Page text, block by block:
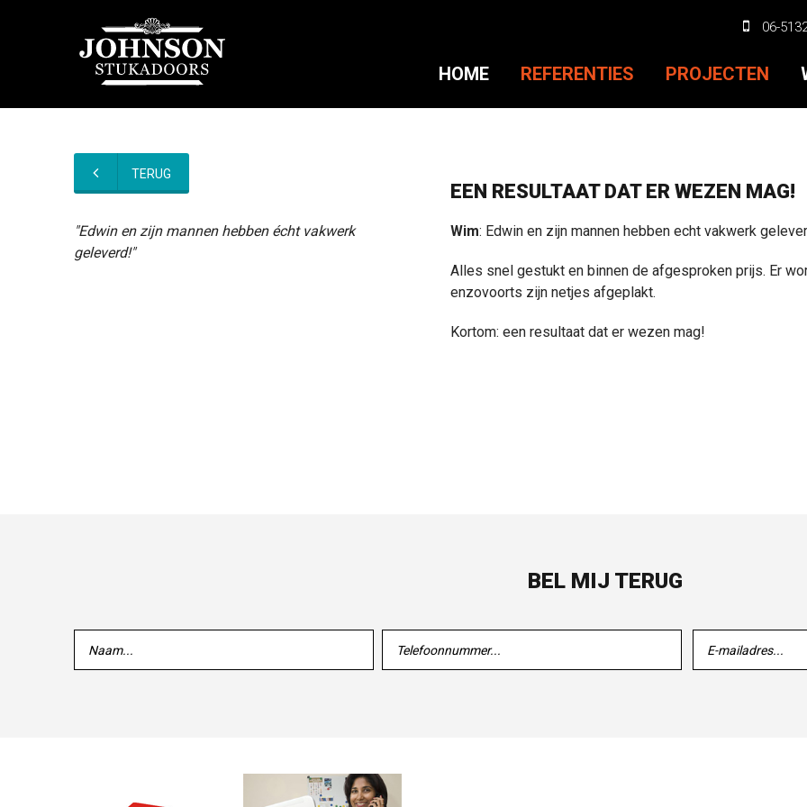
06-
HOME REFERENTIES PROJECTEN
EEN RESULTAAT DAT ER WEZEN MAG!
Wim: Edwin en zijn mannen hebben echt vakwerk
Alles snel gestukt en binnen de afgesproken prijs. Er
enzovoorts zijn netjes afgeplakt.
Kortom: een resultaat dat er wezen mag!
TERUG
"Edwin en zijn mannen hebben écht vakwerk
geleverd!"
BEL MIJ TERUG